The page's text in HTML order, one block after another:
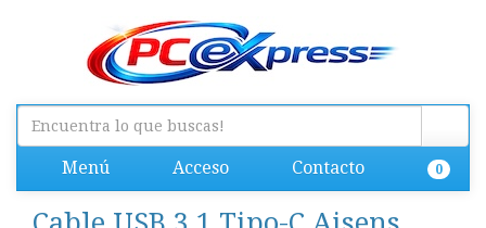
Menú Acceso Contacto 0